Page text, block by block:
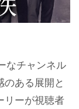
なチャンネル
ある展開と
リーが視聴者